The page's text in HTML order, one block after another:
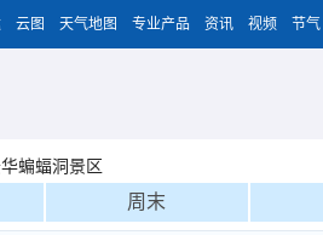
云图 天气地图 专业产品 资讯 视频 节气
蝙蝠洞景区
周末